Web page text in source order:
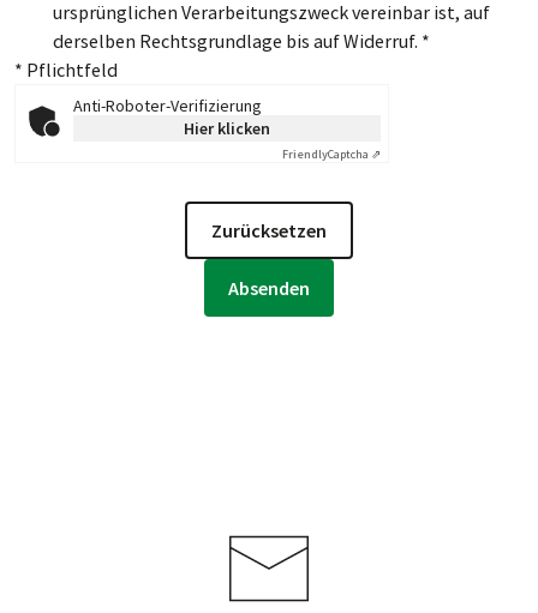
ursprünglichen Verarbeitungszweck vereinbar ist, auf
derselben Rechtsgrundlage bis auf Widerruf. *
* Pflichtfeld
Anti-Roboter-Verifizierung
Hier klicken
FriendlyCaptcha ⇗
Zurücksetzen
Absenden